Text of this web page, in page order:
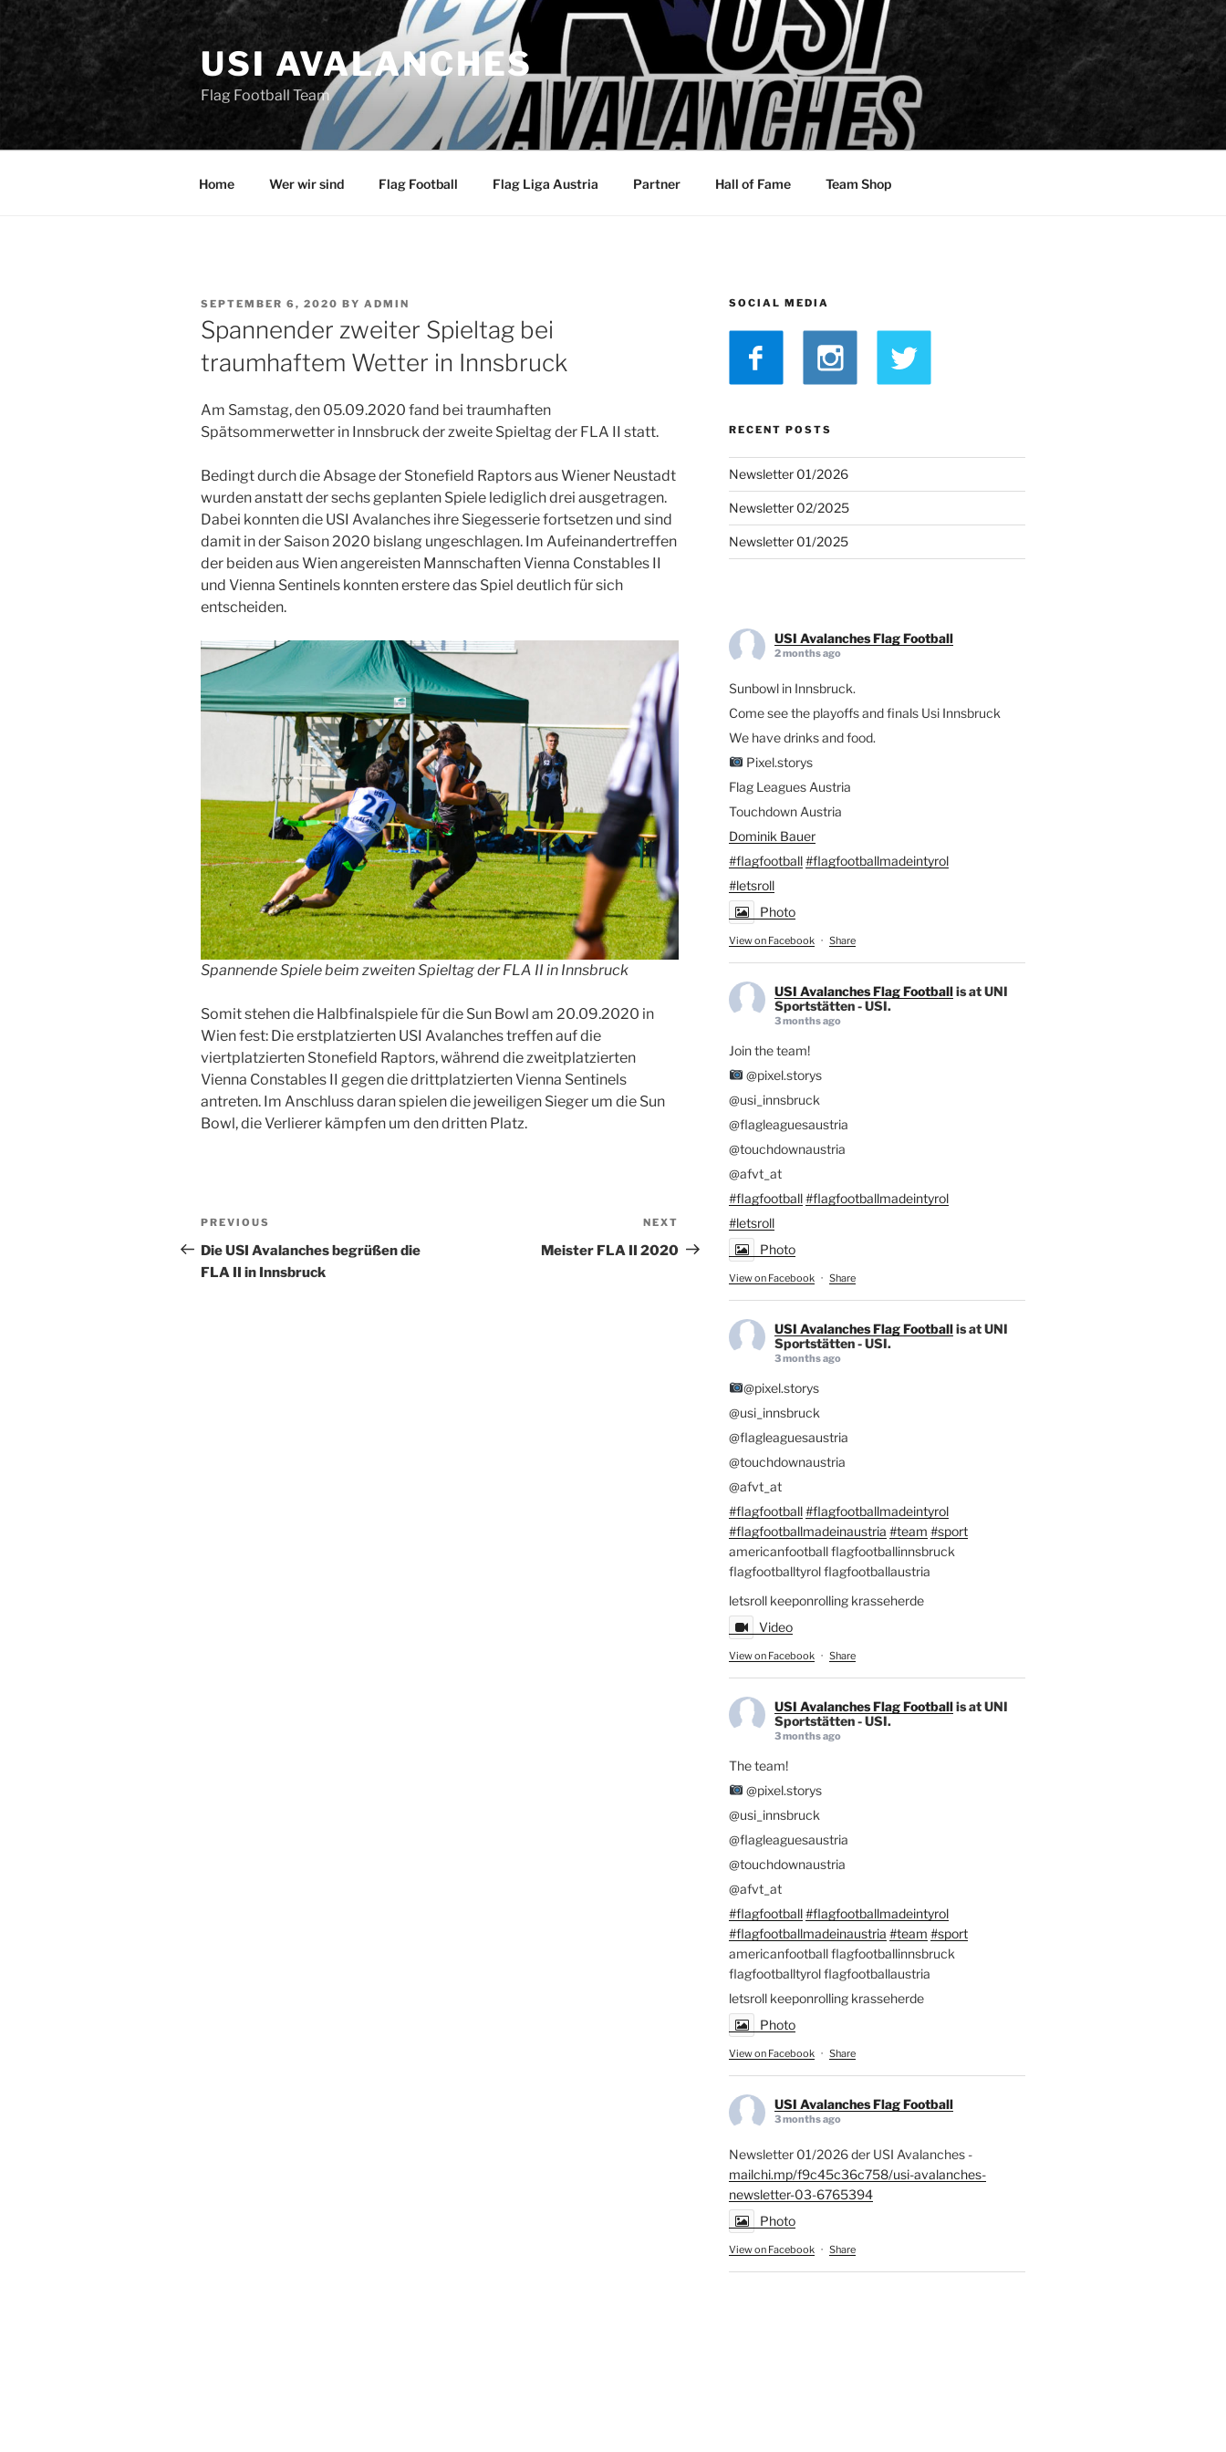
Skip
USI AVALANCHES
Flag Football Team
Home Wer wir sind Flag Football Flag Liga Austria Partner Hall of Fame Team Shop
POSTED
ON
SEPTEMBER 6, 2020 BY ADMIN
Spannender zweiter Spieltag bei
traumhaftem Wetter in Innsbruck
Am Samstag, den 05.09.2020 fand bei traumhaften
Spätsommerwetter in Innsbruck der zweite Spieltag der FLA II statt.
Bedingt durch die Absage der Stonefield Raptors aus Wiener Neustadt
wurden anstatt der sechs geplanten Spiele lediglich drei ausgetragen.
Dabei konnten die USI Avalanches ihre Siegesserie fortsetzen und sind
damit in der Saison 2020 bislang ungeschlagen. Im Aufeinandertreffen
der beiden aus Wien angereisten Mannschaften Vienna Constables II
und Vienna Sentinels konnten erstere das Spiel deutlich für sich
entscheiden.
Spannende Spiele beim zweiten Spieltag der FLA II in Innsbruck
Somit stehen die Halbfinalspiele für die Sun Bowl am 20.09.2020 in
Wien fest: Die erstplatzierten USI Avalanches treffen auf die
viertplatzierten Stonefield Raptors, während die zweitplatzierten
Vienna Constables II gegen die drittplatzierten Vienna Sentinels
antreten. Im Anschluss daran spielen die jeweiligen Sieger um die Sun
Bowl, die Verlierer kämpfen um den dritten Platz.
Post
navigation
Previous
Post
PREVIOUS
Die USI Avalanches begrüßen die
FLA II in Innsbruck
Post
NEXT
Meister FLA II 2020
SOCIAL MEDIA
RECENT POSTS
Newsletter 01/2026
Newsletter 02/2025
Newsletter 01/2025
USI Avalanches Flag Football
2 months ago
Sunbowl in Innsbruck.
Come see the playoffs and finals Usi Innsbruck
We have drinks and food.
Pixel.storys
Flag Leagues Austria
Touchdown Austria
Dominik Bauer
#flagfootball #flagfootballmadeintyrol
#letsroll
Photo
View on Facebook · Share
USI Avalanches Flag Football is at UNI
Sportstätten - USI.
3 months ago
Join the team!
@pixel.storys
@usi_innsbruck
@flagleaguesaustria
@touchdownaustria
@afvt_at
#flagfootball #flagfootballmadeintyrol
#letsroll
Photo
View on Facebook · Share
USI Avalanches Flag Football is at UNI
Sportstätten - USI.
3 months ago
@pixel.storys
@usi_innsbruck
@flagleaguesaustria
@touchdownaustria
@afvt_at
#flagfootball #flagfootballmadeintyrol
#flagfootballmadeinaustria #team #sport
americanfootball flagfootballinnsbruck
flagfootballtyrol flagfootballaustria
letsroll keeponrolling krasseherde
Video
View on Facebook · Share
USI Avalanches Flag Football is at UNI
Sportstätten - USI.
3 months ago
The team!
@pixel.storys
@usi_innsbruck
@flagleaguesaustria
@touchdownaustria
@afvt_at
#flagfootball #flagfootballmadeintyrol
#flagfootballmadeinaustria #team #sport
americanfootball flagfootballinnsbruck
flagfootballtyrol flagfootballaustria
letsroll keeponrolling krasseherde
Photo
View on Facebook · Share
USI Avalanches Flag Football
3 months ago
Newsletter 01/2026 der USI Avalanches -
mailchi.mp/f9c45c36c758/usi-avalanches-
newsletter-03-6765394
Photo
View on Facebook · Share